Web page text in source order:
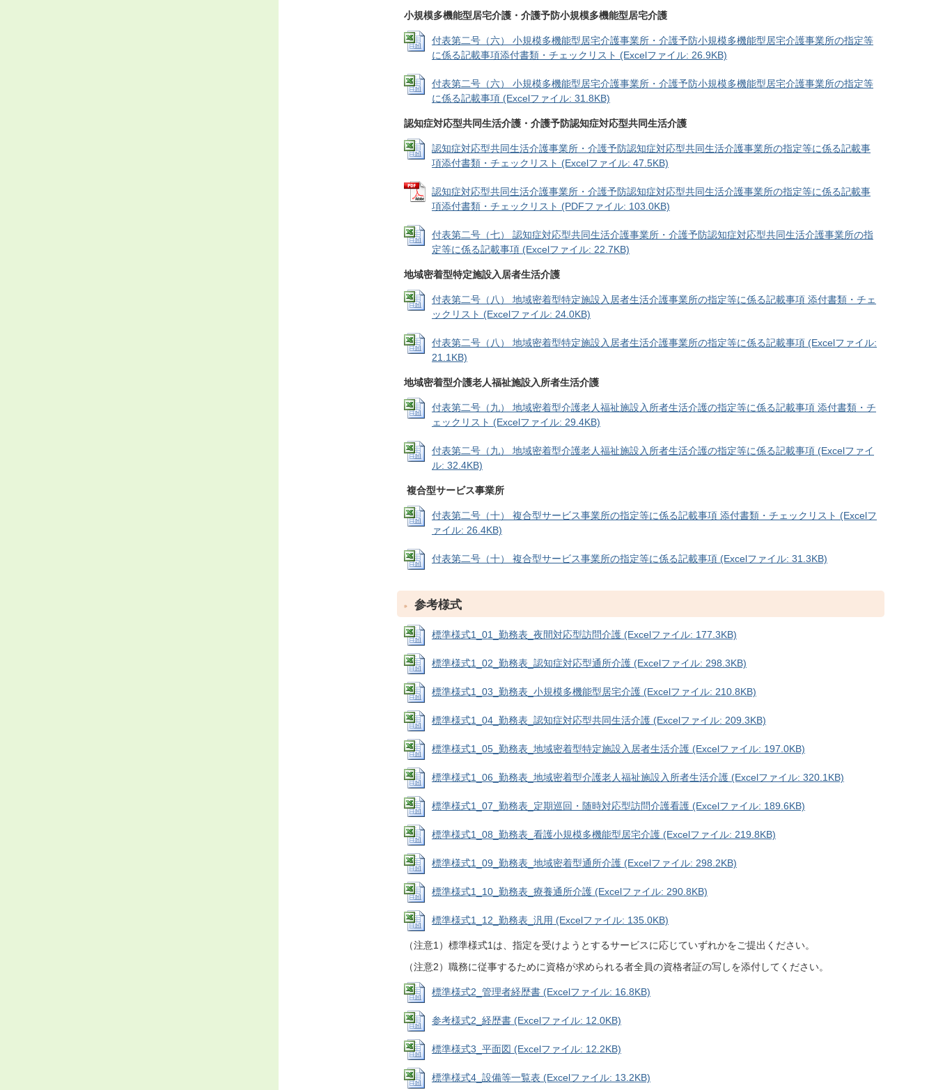
小規模多機能型居宅介護・介護予防小規模多機能型居宅介護
付表第二号（六） 小規模多機能型居宅介護事業所・介護予防小規模多機能型居宅介護事業所の指定等
に係る記載事項添付書類・チェックリスト (Excelファイル: 26.9KB)
付表第二号（六） 小規模多機能型居宅介護事業所・介護予防小規模多機能型居宅介護事業所の指定等
に係る記載事項 (Excelファイル: 31.8KB)
認知症対応型共同生活介護・介護予防認知症対応型共同生活介護
認知症対応型共同生活介護事業所・介護予防認知症対応型共同生活介護事業所の指定等に係る記載事
項添付書類・チェックリスト (Excelファイル: 47.5KB)
認知症対応型共同生活介護事業所・介護予防認知症対応型共同生活介護事業所の指定等に係る記載事
項添付書類・チェックリスト (PDFファイル: 103.0KB)
付表第二号（七） 認知症対応型共同生活介護事業所・介護予防認知症対応型共同生活介護事業所の指
定等に係る記載事項 (Excelファイル: 22.7KB)
地域密着型特定施設入居者生活介護
付表第二号（八） 地域密着型特定施設入居者生活介護事業所の指定等に係る記載事項 添付書類・チェ
ックリスト (Excelファイル: 24.0KB)
付表第二号（八） 地域密着型特定施設入居者生活介護事業所の指定等に係る記載事項 (Excelファイル:
21.1KB)
地域密着型介護老人福祉施設入所者生活介護
付表第二号（九） 地域密着型介護老人福祉施設入所者生活介護の指定等に係る記載事項 添付書類・チ
ェックリスト (Excelファイル: 29.4KB)
付表第二号（九） 地域密着型介護老人福祉施設入所者生活介護の指定等に係る記載事項 (Excelファイ
ル: 32.4KB)
複合型サービス事業所
付表第二号（十） 複合型サービス事業所の指定等に係る記載事項 添付書類・チェックリスト (Excelフ
ァイル: 26.4KB)
付表第二号（十） 複合型サービス事業所の指定等に係る記載事項 (Excelファイル: 31.3KB)
参考様式
標準様式1_01_勤務表_夜間対応型訪問介護 (Excelファイル: 177.3KB)
標準様式1_02_勤務表_認知症対応型通所介護 (Excelファイル: 298.3KB)
標準様式1_03_勤務表_小規模多機能型居宅介護 (Excelファイル: 210.8KB)
標準様式1_04_勤務表_認知症対応型共同生活介護 (Excelファイル: 209.3KB)
標準様式1_05_勤務表_地域密着型特定施設入居者生活介護 (Excelファイル: 197.0KB)
標準様式1_06_勤務表_地域密着型介護老人福祉施設入所者生活介護 (Excelファイル: 320.1KB)
標準様式1_07_勤務表_定期巡回・随時対応型訪問介護看護 (Excelファイル: 189.6KB)
標準様式1_08_勤務表_看護小規模多機能型居宅介護 (Excelファイル: 219.8KB)
標準様式1_09_勤務表_地域密着型通所介護 (Excelファイル: 298.2KB)
標準様式1_10_勤務表_療養通所介護 (Excelファイル: 290.8KB)
標準様式1_12_勤務表_汎用 (Excelファイル: 135.0KB)
（注意1）標準様式1は、指定を受けようとするサービスに応じていずれかをご提出ください。
（注意2）職務に従事するために資格が求められる者全員の資格者証の写しを添付してください。
標準様式2_管理者経歴書 (Excelファイル: 16.8KB)
参考様式2_経歴書 (Excelファイル: 12.0KB)
標準様式3_平面図 (Excelファイル: 12.2KB)
標準様式4_設備等一覧表 (Excelファイル: 13.2KB)